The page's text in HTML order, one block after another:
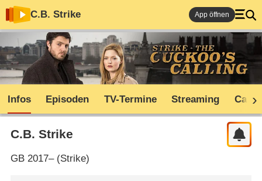
C.B. Strike App öffnen
Infos Episoden TV-Termine Streaming Cast
C.B. Strike
GB2017– (Strike)